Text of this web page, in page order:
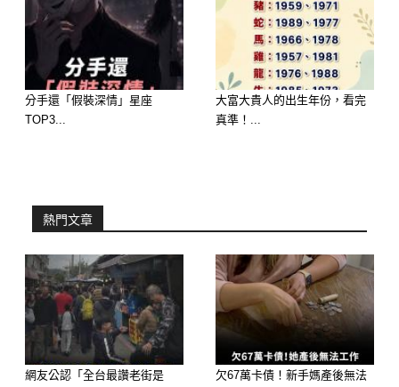
馬桶本身設計有一套完整的沖水機制，
包含水箱蓄水量、水壓、沖水路徑，都
是算好的。
你用桶子倒水，常常一次就倒超過原本
該用的水量，反而更浪費。
👉 倒水時不容易控制，常常變成「一
次不夠再倒一次」，水直接翻倍用。
分手還「假裝深情」星座
TOP3...
大富大貴人的出生年份，看完
真準！...
熱門文章
網友公認「全台最讚老街是
欠67萬卡債！新手媽產後無法